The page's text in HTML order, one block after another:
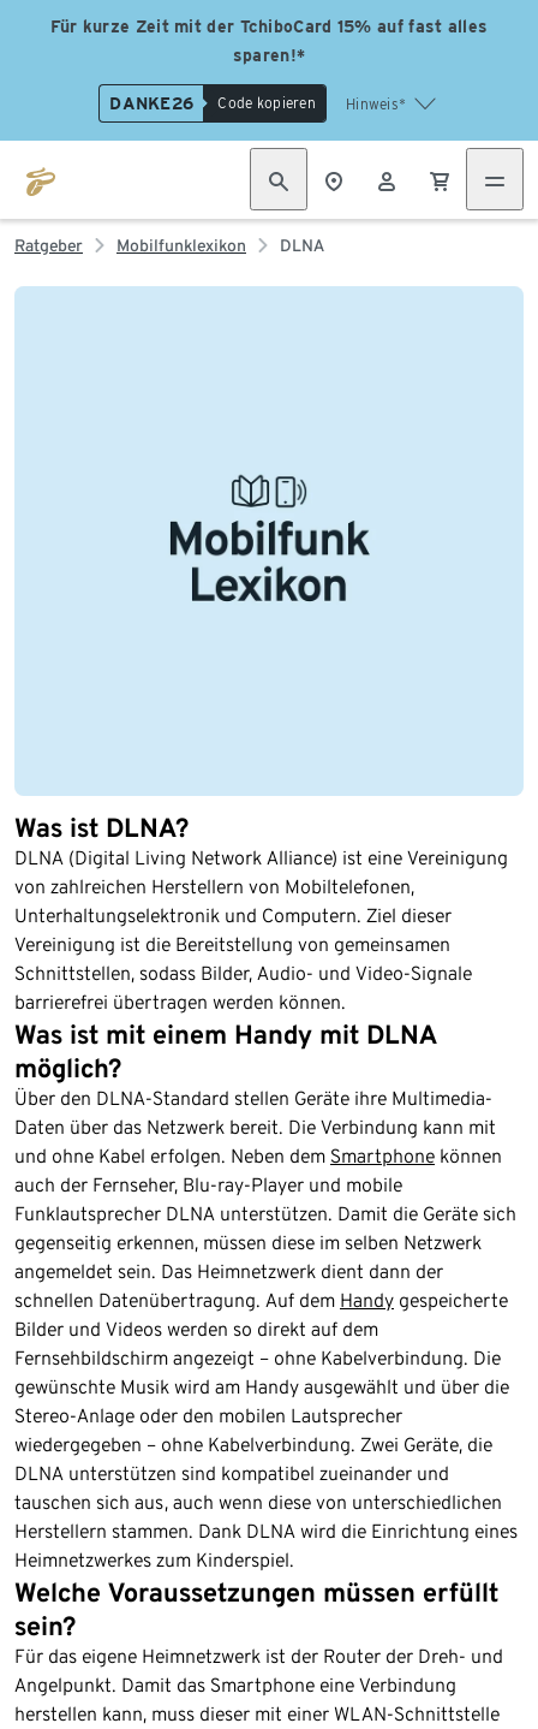
Für kurze Zeit mit der TchiboCard 15% auf fast alles
sparen!*
DANKE26 Code kopieren Hinweis*
Ratgeber Mobilfunklexikon DLNA
Was ist DLNA?
DLNA (Digital Living Network Alliance) ist eine Vereinigung
von zahlreichen Herstellern von Mobiltelefonen,
Unterhaltungselektronik und Computern. Ziel dieser
Vereinigung ist die Bereitstellung von gemeinsamen
Schnittstellen, sodass Bilder, Audio- und Video-Signale
barrierefrei übertragen werden können.
Was ist mit einem Handy mit DLNA
möglich?
Über den DLNA-Standard stellen Geräte ihre Multimedia-
Daten über das Netzwerk bereit. Die Verbindung kann mit
und ohne Kabel erfolgen. Neben dem Smartphone können
auch der Fernseher, Blu-ray-Player und mobile
Funklautsprecher DLNA unterstützen. Damit die Geräte sich
gegenseitig erkennen, müssen diese im selben Netzwerk
angemeldet sein. Das Heimnetzwerk dient dann der
schnellen Datenübertragung. Auf dem Handy gespeicherte
Bilder und Videos werden so direkt auf dem
Fernsehbildschirm angezeigt – ohne Kabelverbindung. Die
gewünschte Musik wird am Handy ausgewählt und über die
Stereo-Anlage oder den mobilen Lautsprecher
wiedergegeben – ohne Kabelverbindung. Zwei Geräte, die
DLNA unterstützen sind kompatibel zueinander und
tauschen sich aus, auch wenn diese von unterschiedlichen
Herstellern stammen. Dank DLNA wird die Einrichtung eines
Heimnetzwerkes zum Kinderspiel.
Welche Voraussetzungen müssen erfüllt
sein?
Für das eigene Heimnetzwerk ist der Router der Dreh- und
Angelpunkt. Damit das Smartphone eine Verbindung
herstellen kann, muss dieser mit einer WLAN-Schnittstelle